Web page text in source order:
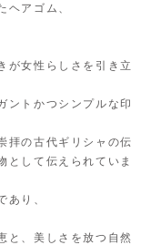
ヘアゴム、
が女性らしさを引き立
ントかつシンプルな印
拝の古代ギリシャの伝
として伝えられていま
あり、
と、美しさを放つ自然